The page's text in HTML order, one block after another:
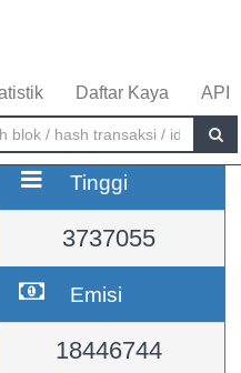
Daftar Kaya API
Tinggi
3737055
Emisi
18446744